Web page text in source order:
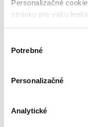
Personalizačné
stránku pre vašu
nám zas umožňujú
nám pomohlo, keby
súhlasu
Potrebné
Personalizačné
Analytické
čítané verzie
vypredaných kníh
Top hodnotené